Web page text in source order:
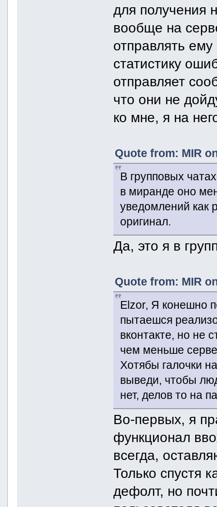
для получения
вообще на
отправлять
статистику
отправляет
что они не
ко мне, я на
Quote from: MIR
В групповых
в миранде оно
уведомлений как
оригинал.
Да, это я в
Quote from: MIR
Elzor, Я конешно
пытаешся
вконтакте, но не
чем меньше
Хотябы галочки
выведи, чтобы
нет, делов то на
Во-первых, я
функционал
всегда,
Только спустя
дефолт, но